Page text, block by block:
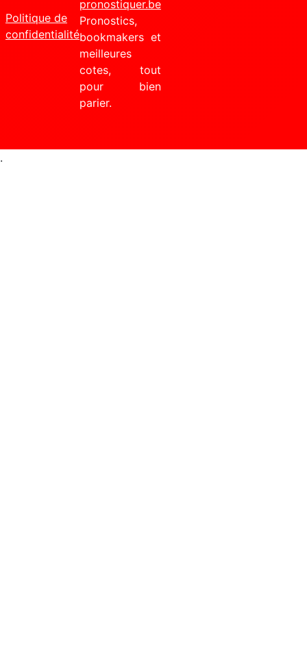
Politique de
confidentialité
pronostiquer.be
Pronostics,
bookmakers et
meilleures
cotes, tout
pour bien
parier.
.